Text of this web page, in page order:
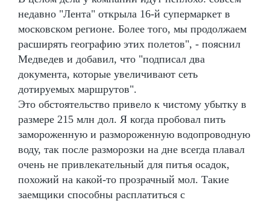
недавно "Лента" открыла 16-й супермаркет в
московском регионе. Более того, мы продолжаем
расширять географию этих полетов", - пояснил
Медведев и добавил, что "подписал два
документа, которые увеличивают сеть
дотируемых маршрутов".
Это обстоятельство привело к чистому убытку в
размере 215 млн дол. Я когда пробовал пить
замороженную и размороженную водопроводную
воду, так после разморозки на дне всегда плавал
очень не привлекательный для питья осадок,
похожий на какой-то прозрачный мол. Такие
заемщики способны расплатиться с